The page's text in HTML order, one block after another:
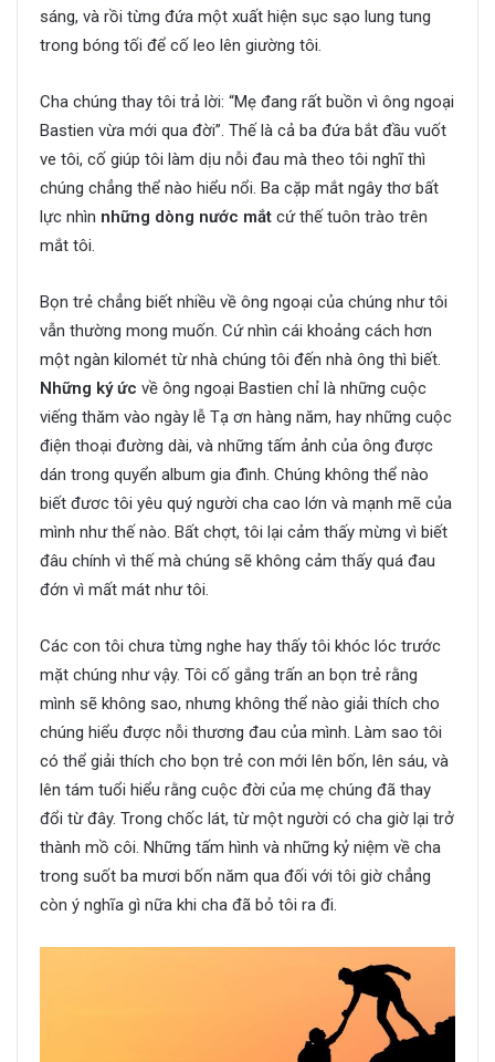
sáng, và rồi từng đứa một xuất hiện sục sạo lung tung
trong bóng tối để cố leo lên giường tôi.
Cha chúng thay tôi trả lời: “Mẹ đang rất buồn vì ông ngoại
Bastien vừa mới qua đời”. Thế là cả ba đứa bắt đầu vuốt
ve tôi, cố giúp tôi làm dịu nỗi đau mà theo tôi nghĩ thì
chúng chẳng thể nào hiểu nổi. Ba cặp mắt ngây thơ bất
lực nhìn những dòng nước mắt cứ thế tuôn trào trên
mắt tôi.
Bọn trẻ chẳng biết nhiều về ông ngoại của chúng như tôi
vẫn thường mong muốn. Cứ nhìn cái khoảng cách hơn
một ngàn kilomét từ nhà chúng tôi đến nhà ông thì biết.
Những ký ức về ông ngoại Bastien chỉ là những cuộc
viếng thăm vào ngày lễ Tạ ơn hàng năm, hay những cuộc
điện thoại đường dài, và những tấm ảnh của ông được
dán trong quyển album gia đình. Chúng không thể nào
biết đươc tôi yêu quý người cha cao lớn và mạnh mẽ của
mình như thế nào. Bất chợt, tôi lại cảm thấy mừng vì biết
đâu chính vì thế mà chúng sẽ không cảm thấy quá đau
đớn vì mất mát như tôi.
Các con tôi chưa từng nghe hay thấy tôi khóc lóc trước
mặt chúng như vậy. Tôi cố gắng trấn an bọn trẻ rằng
mình sẽ không sao, nhưng không thể nào giải thích cho
chúng hiểu được nỗi thương đau của mình. Làm sao tôi
có thể giải thích cho bọn trẻ con mới lên bốn, lên sáu, và
lên tám tuổi hiểu rằng cuộc đời của mẹ chúng đã thay
đổi từ đây. Trong chốc lát, từ một người có cha giờ lại trở
thành mồ côi. Những tấm hình và những kỷ niệm về cha
trong suốt ba mươi bốn năm qua đối với tôi giờ chẳng
còn ý nghĩa gì nữa khi cha đã bỏ tôi ra đi.